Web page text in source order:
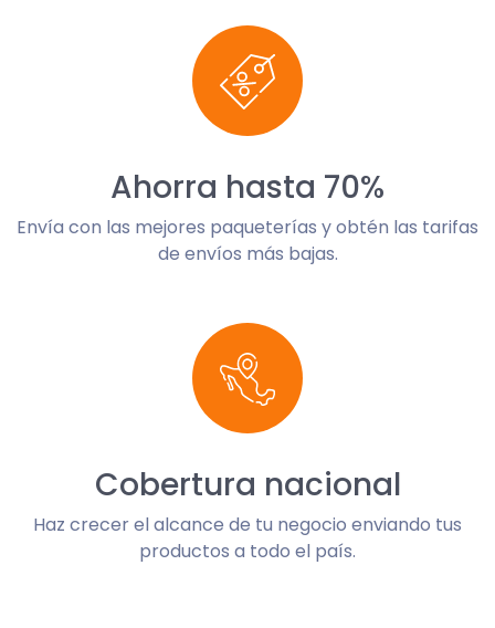
Ahorra hasta 70%
Envía con las mejores paqueterías y obtén las tarifas
de envíos más bajas.
Cobertura nacional
Haz crecer el alcance de tu negocio enviando tus
productos a todo el país.